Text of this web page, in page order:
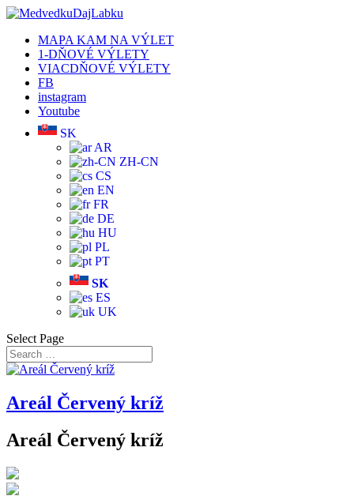
MAPA KAM NA VÝLET
1-DŇOVÉ VÝLETY
VIACDŇOVÉ VÝLETY
FB
instagram
Youtube
SK
AR
ZH-CN
CS
EN
FR
DE
HU
PL
PT
SK
ES
UK
Select Page
Areál Červený kríž
Areál Červený kríž